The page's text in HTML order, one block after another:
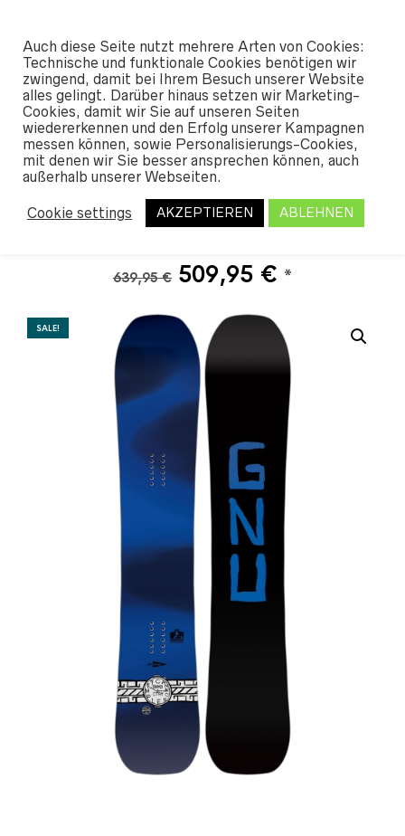
START/ SHOP/SNOWBOARDS/SNO
WBOARDS MEN/ GNU BANKED COUNTRY
2026
Gnu Banked Country
2026
639,95€ Ursprünglicher
war:
639,95 €
509,95 € Aktueller
ist:
509,95 €.
*
SALE!
Auch diese Seite nutzt mehrere Arten von Cookies:
Technische und funktionale Cookies benötigen wir
zwingend, damit bei Ihrem Besuch unserer Website
alles gelingt. Darüber hinaus setzen wir Marketing-
Cookies, damit wir Sie auf unseren Seiten
wiedererkennen und den Erfolg unserer Kampagnen
messen können, sowie Personalisierungs-Cookies,
mit denen wir Sie besser ansprechen können, auch
außerhalb unserer Webseiten.
Cookie settings AKZEPTIEREN ABLEHNEN